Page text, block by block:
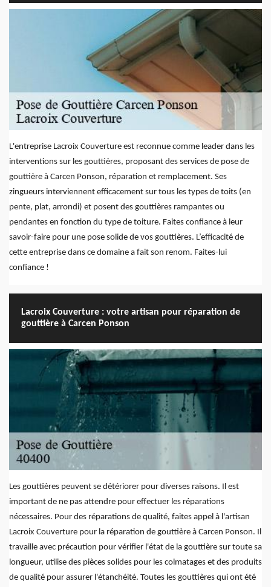
L'entreprise Lacroix Couverture est reconnue comme leader dans les
interventions sur les gouttières, proposant des services de pose de
gouttière à Carcen Ponson, réparation et remplacement. Ses
zingueurs interviennent efficacement sur tous les types de toits (en
pente, plat, arrondi) et posent des gouttières rampantes ou
pendantes en fonction du type de toiture. Faites confiance à leur
savoir-faire pour une pose solide de vos gouttières. L’efficacité de
cette entreprise dans ce domaine a fait son renom. Faites-lui
confiance !
Lacroix Couverture : votre artisan pour réparation de
gouttière à Carcen Ponson
Les gouttières peuvent se détériorer pour diverses raisons. Il est
important de ne pas attendre pour effectuer les réparations
nécessaires. Pour des réparations de qualité, faites appel à l'artisan
Lacroix Couverture pour la réparation de gouttière à Carcen Ponson. Il
travaille avec précaution pour vérifier l'état de la gouttière sur toute sa
longueur, utilise des pièces solides pour les colmatages et des produits
de qualité pour assurer l'étanchéité. Toutes les gouttières qui ont été